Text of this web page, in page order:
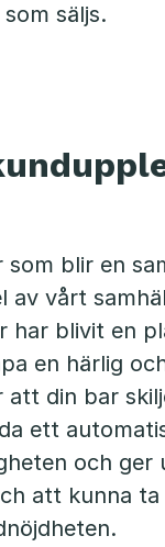
säljs.
blir en
av vårt
har blivit en
en härlig
att din bar
ett
och
att kunna